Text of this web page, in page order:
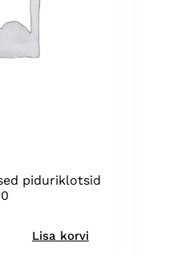
piduriklotsid
Lisa korvi